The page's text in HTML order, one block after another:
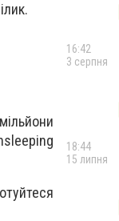
16:42
3 серпня
18:44
15 липня